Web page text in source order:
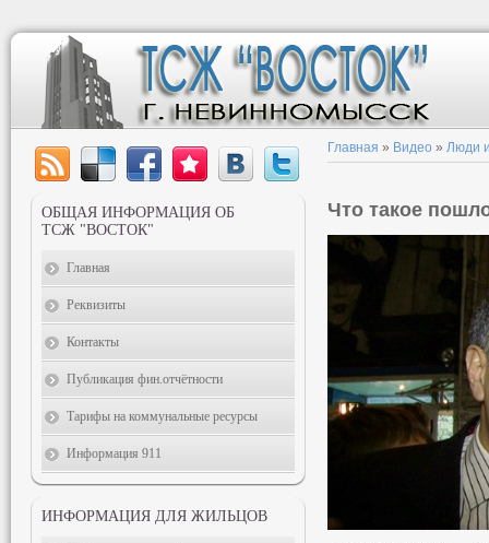
Главная » Видео » Люди
Что такое
ОБЩАЯ ИНФОРМАЦИЯ ОБ
ТСЖ "ВОСТОК"
Главная
Реквизиты
Контакты
Публикация фин.отчётности
Тарифы на коммунальные ресурсы
Информация 911
ИНФОРМАЦИЯ ДЛЯ ЖИЛЬЦОВ